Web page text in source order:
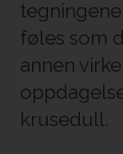
føles som
annen
krusedull.